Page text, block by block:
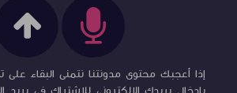
إذا أعجبك محتوى مدونتنا نتمنى البقاء